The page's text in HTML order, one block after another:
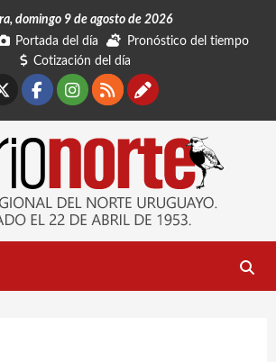
domingo 9 de agosto de 2026
Portada del día
Pronóstico del tiempo
Cotización del día
Facebook
Instagram
RSSContáctanos